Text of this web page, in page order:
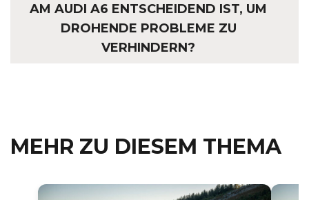
AM AUDI A6 ENTSCHEIDEND IST, UM
DROHENDE PROBLEME ZU
VERHINDERN?
MEHR ZU DIESEM THEMA